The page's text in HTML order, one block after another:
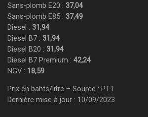
Sans-plomb E20 : 37,04
Sans-plomb E85 : 37,49
Diesel : 31,94
Diesel B7 : 31,94
Diesel B20 : 31,94
Diesel B7 Premium : 42,24
NGV : 18,59
Prix en bahts/litre – Source : PTT
Dernière mise à jour : 10/09/2023